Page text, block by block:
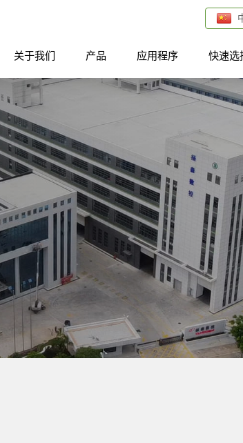
关于我们 产品 应用程序 快速选